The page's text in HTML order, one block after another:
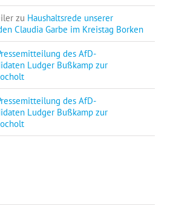
zu Haushaltsrede unserer
Claudia Garbe im Kreistag Borken
des AfD-
Ludger Bußkamp zur
des AfD-
Ludger Bußkamp zur